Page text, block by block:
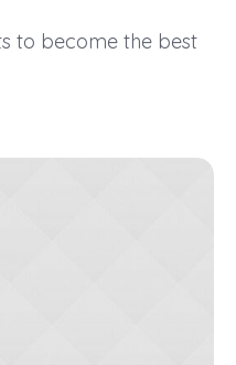
to become the best